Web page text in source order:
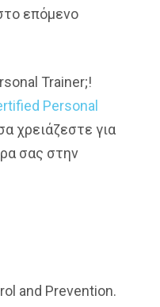
επόμενο
Trainer;!
Personal
χρειάζεστε για
σας στην
and Prevention.